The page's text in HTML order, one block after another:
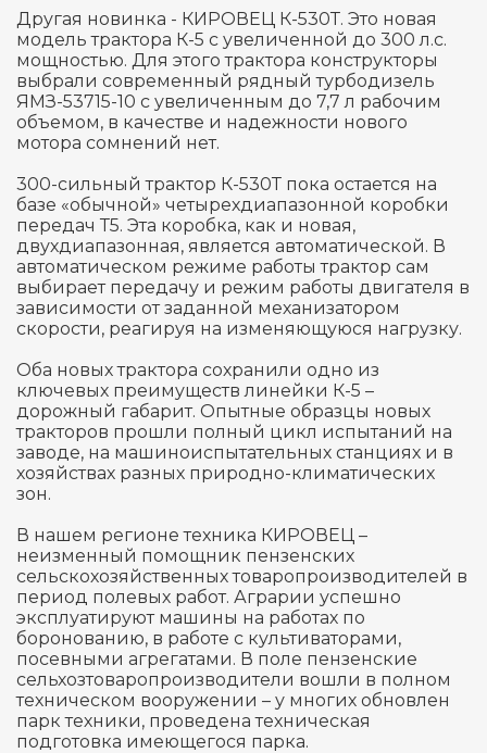
Другая новинка - КИРОВЕЦ К-530Т. Это новая
модель трактора К-5 с увеличенной до 300 л.с.
мощностью. Для этого трактора конструкторы
выбрали современный рядный турбодизель
ЯМЗ-53715-10 с увеличенным до 7,7 л рабочим
объемом, в качестве и надежности нового
мотора сомнений нет.
300-сильный трактор К-530Т пока остается на
базе «обычной» четырехдиапазонной коробки
передач Т5. Эта коробка, как и новая,
двухдиапазонная, является автоматической. В
автоматическом режиме работы трактор сам
выбирает передачу и режим работы двигателя в
зависимости от заданной механизатором
скорости, реагируя на изменяющуюся нагрузку.
Оба новых трактора сохранили одно из
ключевых преимуществ линейки К-5 –
дорожный габарит. Опытные образцы новых
тракторов прошли полный цикл испытаний на
заводе, на машиноиспытательных станциях и в
хозяйствах разных природно-климатических
зон.
В нашем регионе техника КИРОВЕЦ –
неизменный помощник пензенских
сельскохозяйственных товаропроизводителей в
период полевых работ. Аграрии успешно
эксплуатируют машины на работах по
боронованию, в работе с культиваторами,
посевными агрегатами. В поле пензенские
сельхозтоваропроизводители вошли в полном
техническом вооружении – у многих обновлен
парк техники, проведена техническая
подготовка имеющегося парка.